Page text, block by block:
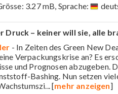
3.27 mB, Sprache:
Druck – keiner will sie, alle
- In Zeiten des Green New
Verpackungskrise an? Es
und Prognosen abzugeben.
Bashing. Nun setzen
... [mehr anzeigen]